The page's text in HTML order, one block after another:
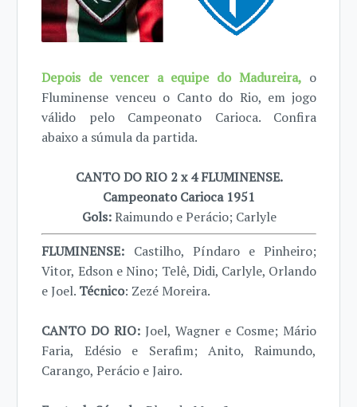
Depois de vencer a equipe do Madureira, o
Fluminense venceu o Canto do Rio, em jogo
válido pelo Campeonato Carioca. Confira
abaixo a súmula da partida.
CANTO DO RIO 2 x 4 FLUMINENSE.
Campeonato Carioca 1951
Gols:Raimundo e Perácio; Carlyle
FLUMINENSE: Castilho, Píndaro e Pinheiro;
Vitor, Edson e Nino; Telê, Didi, Carlyle, Orlando
e Joel. Técnico: Zezé Moreira.
CANTO DO RIO: Joel, Wagner e Cosme; Mário
Faria, Edésio e Serafim; Anito, Raimundo,
Carango, Perácio e Jairo.